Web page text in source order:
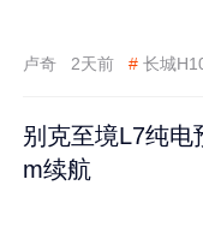
卢奇 2天前 # 长城
别克至境L7纯电
m续航